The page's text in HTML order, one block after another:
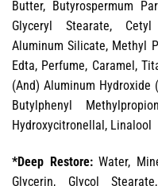
Butter, Butyrospermum
Glyceryl Stearate,
Aluminum Silicate, Methyl
Edta, Perfume, Caramel,
(And) Aluminum Hydroxide
Butylphenyl
Hydroxycitronellal, Linalool
*Deep Restore:Water,
Glycerin, Glycol